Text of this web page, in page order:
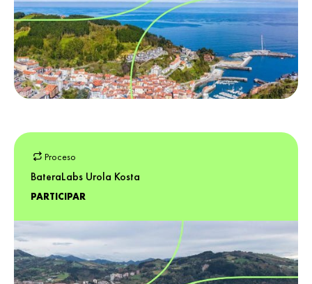
Proceso
BateraLabs Urola Kosta
PARTICIPAR